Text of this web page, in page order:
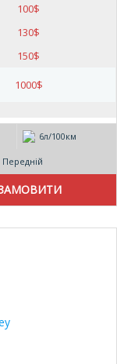
100$
130$
150$
1000$
6л/100км
Передній